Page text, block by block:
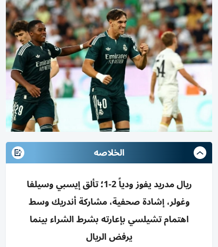
الخلاصه
ريال مدريد يفوز ودياً 2-1؛ تألق إيسبي وسيلفا
وغولر، إشادة صحفية، مشاركة أندريك وسط
اهتمام تشيلسي بإعارته بشرط الشراء بينما
يرفض الريال